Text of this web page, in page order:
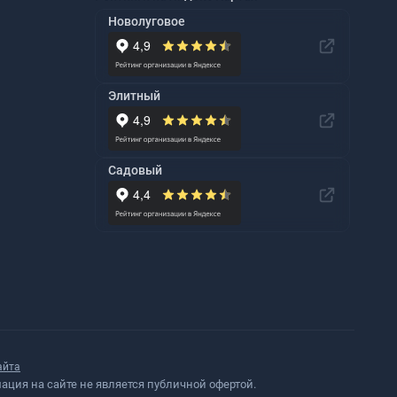
Новолуговое
Элитный
Садовый
на сайте не является публичной офертой.